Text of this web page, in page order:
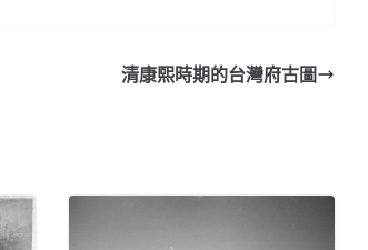
清康熙時期的台灣府古圖